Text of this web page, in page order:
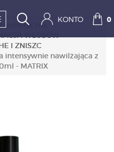
KONTO 0
WŁOSÓW
I ZNISZC
intensywnie nawilżająca z
- MATRIX